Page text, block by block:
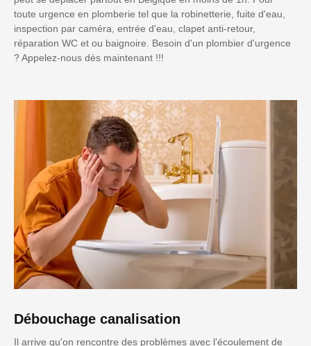
toute urgence en plomberie tel que la robinetterie, fuite d'eau,
inspection par caméra, entrée d'eau, clapet anti-retour,
réparation WC et ou baignoire. Besoin d'un plombier d'urgence
? Appelez-nous dès maintenant !!!
Débouchage canalisation
Il arrive qu'on rencontre des problèmes avec l’écoulement de